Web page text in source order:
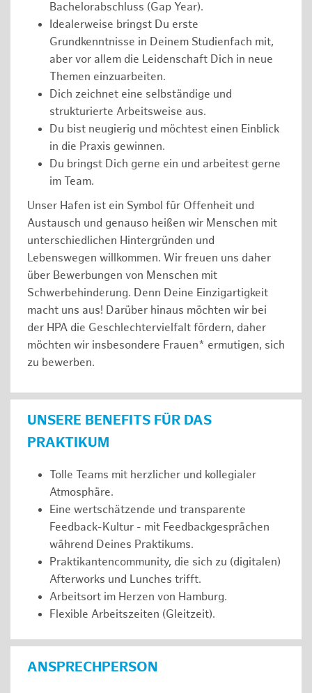
Bachelorabschluss (Gap Year).
Idealerweise bringst Du erste
Grundkenntnisse in Deinem Studienfach mit,
aber vor allem die Leidenschaft Dich in neue
Themen einzuarbeiten.
Dich zeichnet eine selbständige und
strukturierte Arbeitsweise aus.
Du bist neugierig und möchtest einen Einblick
in die Praxis gewinnen.
Du bringst Dich gerne ein und arbeitest gerne
im Team.
Unser Hafen ist ein Symbol für Offenheit und
Austausch und genauso heißen wir Menschen mit
unterschiedlichen Hintergründen und
Lebenswegen willkommen. Wir freuen uns daher
über Bewerbungen von Menschen mit
Schwerbehinderung. Denn Deine Einzigartigkeit
macht uns aus! Darüber hinaus möchten wir bei
der HPA die Geschlechtervielfalt fördern, daher
möchten wir insbesondere Frauen* ermutigen, sich
zu bewerben.
UNSERE BENEFITS FÜR DAS
PRAKTIKUM
Tolle Teams mit herzlicher und kollegialer
Atmosphäre.
Eine wertschätzende und transparente
Feedback-Kultur - mit Feedbackgesprächen
während Deines Praktikums.
Praktikantencommunity, die sich zu (digitalen)
Afterworks und Lunches trifft.
Arbeitsort im Herzen von Hamburg.
Flexible Arbeitszeiten (Gleitzeit).
ANSPRECHPERSON